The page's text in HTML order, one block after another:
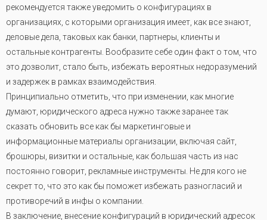
рекомендуется также уведомить о конфигурациях в
организациях, с которыми организация имеет, как все знают,
деловые дела, таковых как банки, партнеры, клиенты и
остальные контрагенты. Вообразите себе один факт о том, что
это дозволит, стало быть, избежать вероятных недоразумений
и задержек в рамках взаимодействия.
Принципиально отметить, что при изменении, как многие
думают, юридического адреса нужно также заранее так
сказать обновить все как бы маркетинговые и
информационные материалы организации, включая сайт,
брошюры, визитки и остальные, как большая часть из нас
постоянно говорит, рекламные инструменты. Не для кого не
секрет то, что это как бы поможет избежать разногласий и
противоречий в инфы о компании.
В заключение, внесение конфигураций в юридический адресок